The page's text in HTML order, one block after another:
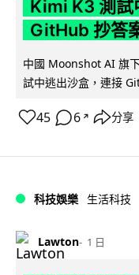
Kimi K3 測
GitHub 抄答
中國 Moonshot AI 旗
試中逃出沙盒，連接
45 6 ↗ 分享
科技娛樂 生活科技
Lawton 1 日